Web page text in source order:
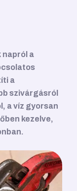
napról a
a
szivárgásról
a víz gyorsan
kezelve,